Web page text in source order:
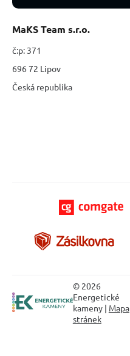
nálady
MaKS Team s.r.o.
č:p: 371
696 72 Lipov
Česká republika
© 2026
Energetické
kameny | Mapa
stránek